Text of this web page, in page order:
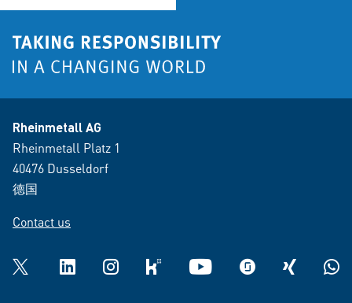
Rheinmetall AG
Rheinmetall Platz 1
40476 Dusseldorf
德国
Contact us
Twitter LinkedInInstagramkununu YouTube glassdoorXING